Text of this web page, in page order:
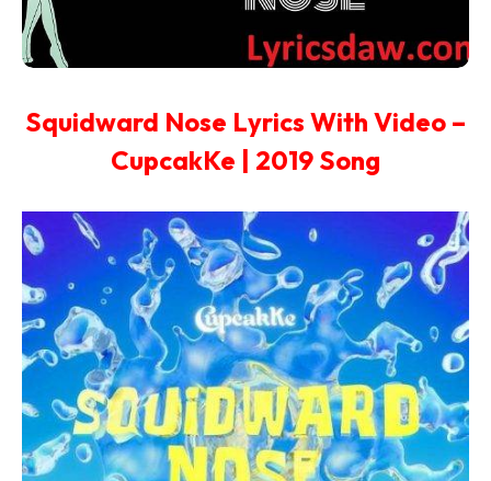
Squidward Nose Lyrics With Video –
CupcakKe | 2019 Song